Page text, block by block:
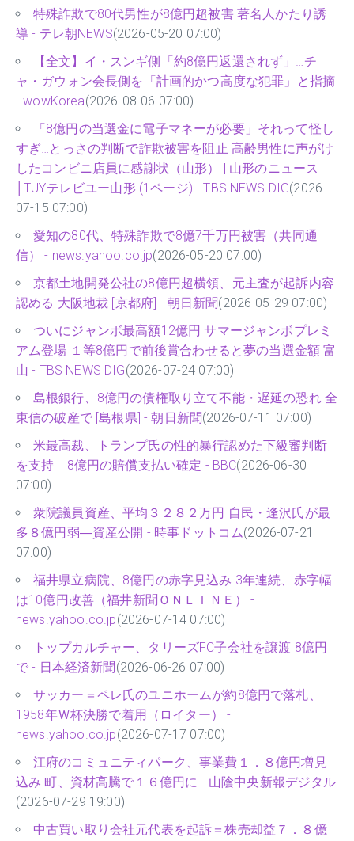
特殊詐欺で80代男性が8億円超被害 著名人かたり誘
導 - テレ朝NEWS(2026-05-20 07:00)
【全文】イ・スンギ側「約8億円返還されず」…チ
ャ・ガウォン会長側を「計画的かつ高度な犯罪」と指摘
- wowKorea(2026-08-06 07:00)
「8億円の当選金に電子マネーが必要」それって怪し
すぎ…とっさの判断で詐欺被害を阻止 高齢男性に声がけ
したコンビニ店員に感謝状（山形） | 山形のニュース
│TUYテレビユー山形 (1ページ) - TBS NEWS DIG(2026-
07-15 07:00)
愛知の80代、特殊詐欺で8億7千万円被害（共同通
信） - news.yahoo.co.jp(2026-05-20 07:00)
京都土地開発公社の8億円超横領、元主査が起訴内容
認める 大阪地裁 [京都府] - 朝日新聞(2026-05-29 07:00)
ついにジャンボ最高額12億円 サマージャンボプレミ
アム登場 １等8億円で前後賞合わせると夢の当選金額 富
山 - TBS NEWS DIG(2026-07-24 07:00)
島根銀行、8億円の債権取り立て不能・遅延の恐れ 全
東信の破産で [島根県] - 朝日新聞(2026-07-11 07:00)
米最高裁、トランプ氏の性的暴行認めた下級審判断
を支持 8億円の賠償支払い確定 - BBC(2026-06-30
07:00)
衆院議員資産、平均３２８２万円 自民・逢沢氏が最
多８億円弱―資産公開 - 時事ドットコム(2026-07-21
07:00)
福井県立病院、8億円の赤字見込み 3年連続、赤字幅
は10億円改善（福井新聞ＯＮＬＩＮＥ） -
news.yahoo.co.jp(2026-07-14 07:00)
トップカルチャー、タリーズFC子会社を譲渡 8億円
で - 日本経済新聞 (2026-06-26 07:00)
サッカー＝ペレ氏のユニホームが約8億円で落札、
1958年Ｗ杯決勝で着用（ロイター） -
news.yahoo.co.jp(2026-07-17 07:00)
江府のコミュニティパーク、事業費１．８億円増見
込み 町、資材高騰で１６億円に - 山陰中央新報デジタル
(2026-07-29 19:00)
中古買い取り会社元代表を起訴＝株売却益７．８億